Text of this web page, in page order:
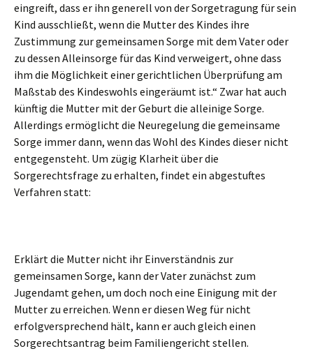
eingreift, dass er ihn generell von der Sorgetragung für sein
Kind ausschließt, wenn die Mutter des Kindes ihre
Zustimmung zur gemeinsamen Sorge mit dem Vater oder
zu dessen Alleinsorge für das Kind verweigert, ohne dass
ihm die Möglichkeit einer gerichtlichen Überprüfung am
Maßstab des Kindeswohls eingeräumt ist.“ Zwar hat auch
künftig die Mutter mit der Geburt die alleinige Sorge.
Allerdings ermöglicht die Neuregelung die gemeinsame
Sorge immer dann, wenn das Wohl des Kindes dieser nicht
entgegensteht. Um zügig Klarheit über die
Sorgerechtsfrage zu erhalten, findet ein abgestuftes
Verfahren statt:
Erklärt die Mutter nicht ihr Einverständnis zur
gemeinsamen Sorge, kann der Vater zunächst zum
Jugendamt gehen, um doch noch eine Einigung mit der
Mutter zu erreichen. Wenn er diesen Weg für nicht
erfolgversprechend hält, kann er auch gleich einen
Sorgerechtsantrag beim Familiengericht stellen.